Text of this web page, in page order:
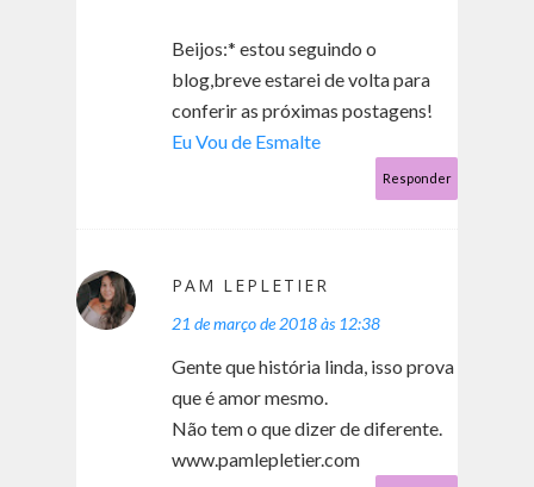
Beijos:* estou seguindo o
blog,breve estarei de volta para
conferir as próximas postagens!
Eu Vou de Esmalte
Responder
PAM LEPLETIER
21 de março de 2018 às 12:38
Gente que história linda, isso prova
que é amor mesmo.
Não tem o que dizer de diferente.
www.pamlepletier.com